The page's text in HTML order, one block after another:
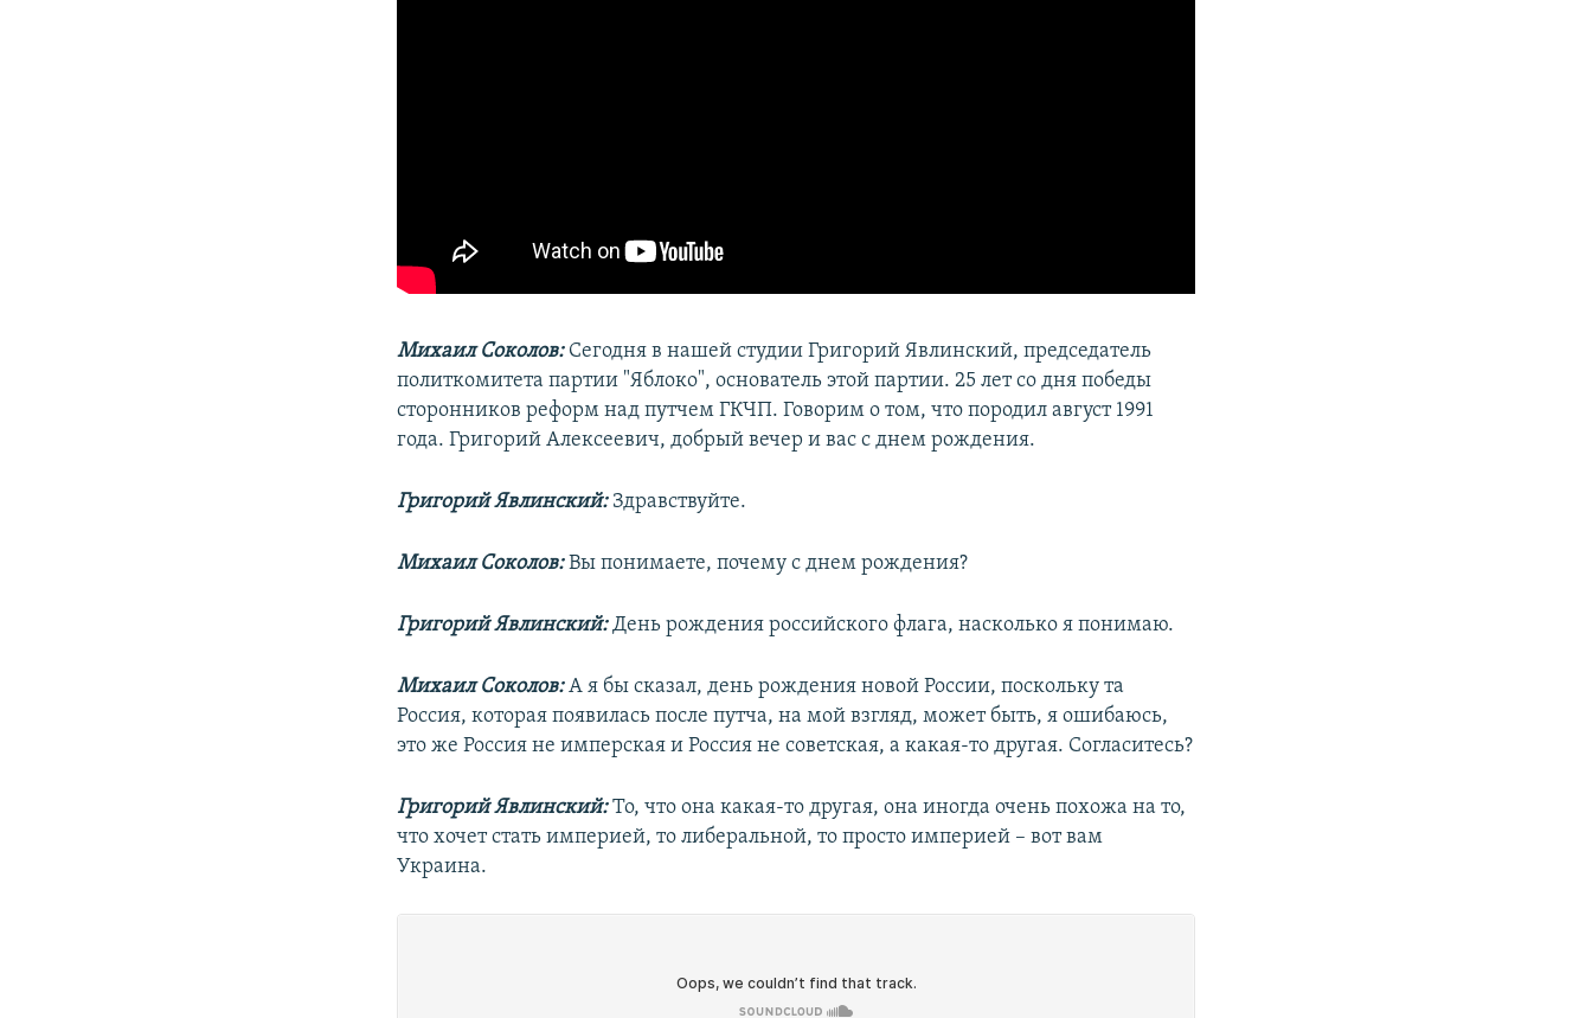
Михаил Соколов:Сегодня в нашей студии Григорий Явлинский, председатель
политкомитета партии "Яблоко", основатель этой партии. 25 лет со дня победы
сторонников реформ над путчем ГКЧП. Говорим о том, что породил август 1991
года. Григорий Алексеевич, добрый вечер и вас с днем рождения.
Григорий Явлинский: Здравствуйте.
Михаил Соколов:Вы понимаете, почему с днем рождения?
Григорий Явлинский:День рождения российского флага, насколько я понимаю.
Михаил Соколов:А я бы сказал, день рождения новой России, поскольку та
Россия, которая появилась после путча, на мой взгляд, может быть, я ошибаюсь,
это же Россия не имперская и Россия не советская, а какая-то другая. Согласитесь?
Григорий Явлинский:То, что она какая-то другая, она иногда очень похожа на то,
что хочет стать империей, то либеральной, то просто империей – вот вам
Украина.